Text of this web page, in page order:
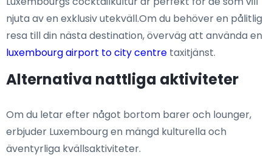
njuta av en exklusiv utekväll.Om du behöver en pålitlig
resa till din nästa destination, överväg att använda en
luxembourg airport to city centre taxitjänst.
Alternativa nattliga aktiviteter
Om du letar efter något bortom barer och lounger,
erbjuder Luxembourg en mängd kulturella och
äventyrliga kvällsaktiviteter.